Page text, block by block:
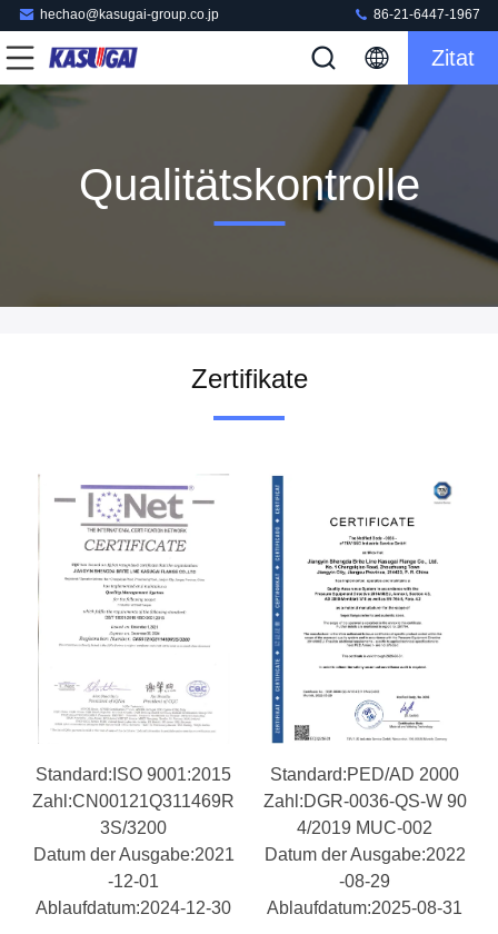
hechao@kasugai-group.co.jp 86-21-6447-1967
Zitat
Qualitätskontrolle
Zertifikate
Standard:ISO 9001:2015
Zahl:CN00121Q311469R
3S/3200
Datum der Ausgabe:2021
-12-01
Ablaufdatum:2024-12-30
Standard:PED/AD 2000
Zahl:DGR-0036-QS-W 90
4/2019 MUC-002
Datum der Ausgabe:2022
-08-29
Ablaufdatum:2025-08-31